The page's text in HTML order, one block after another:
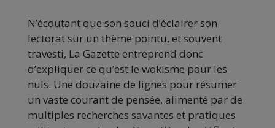
N’écoutant que son souci d’éclairer son
lectorat sur un thème pointu, et souvent
travesti, La Gazette entreprend donc
d’expliquer ce qu’est le wokisme pour les
nuls. Une douzaine de lignes pour résumer
un vaste courant de pensée, alimenté par de
multiples recherches savantes et pratiques